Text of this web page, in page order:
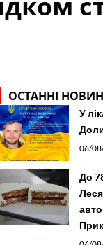
ОСТАННІ
У
06/
До